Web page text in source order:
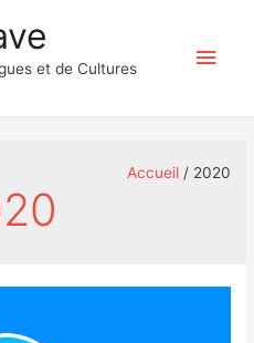
et de Cultures
Accueil 2020